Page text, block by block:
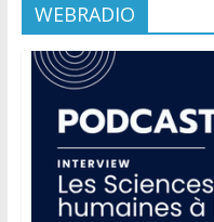
WEBRADIO